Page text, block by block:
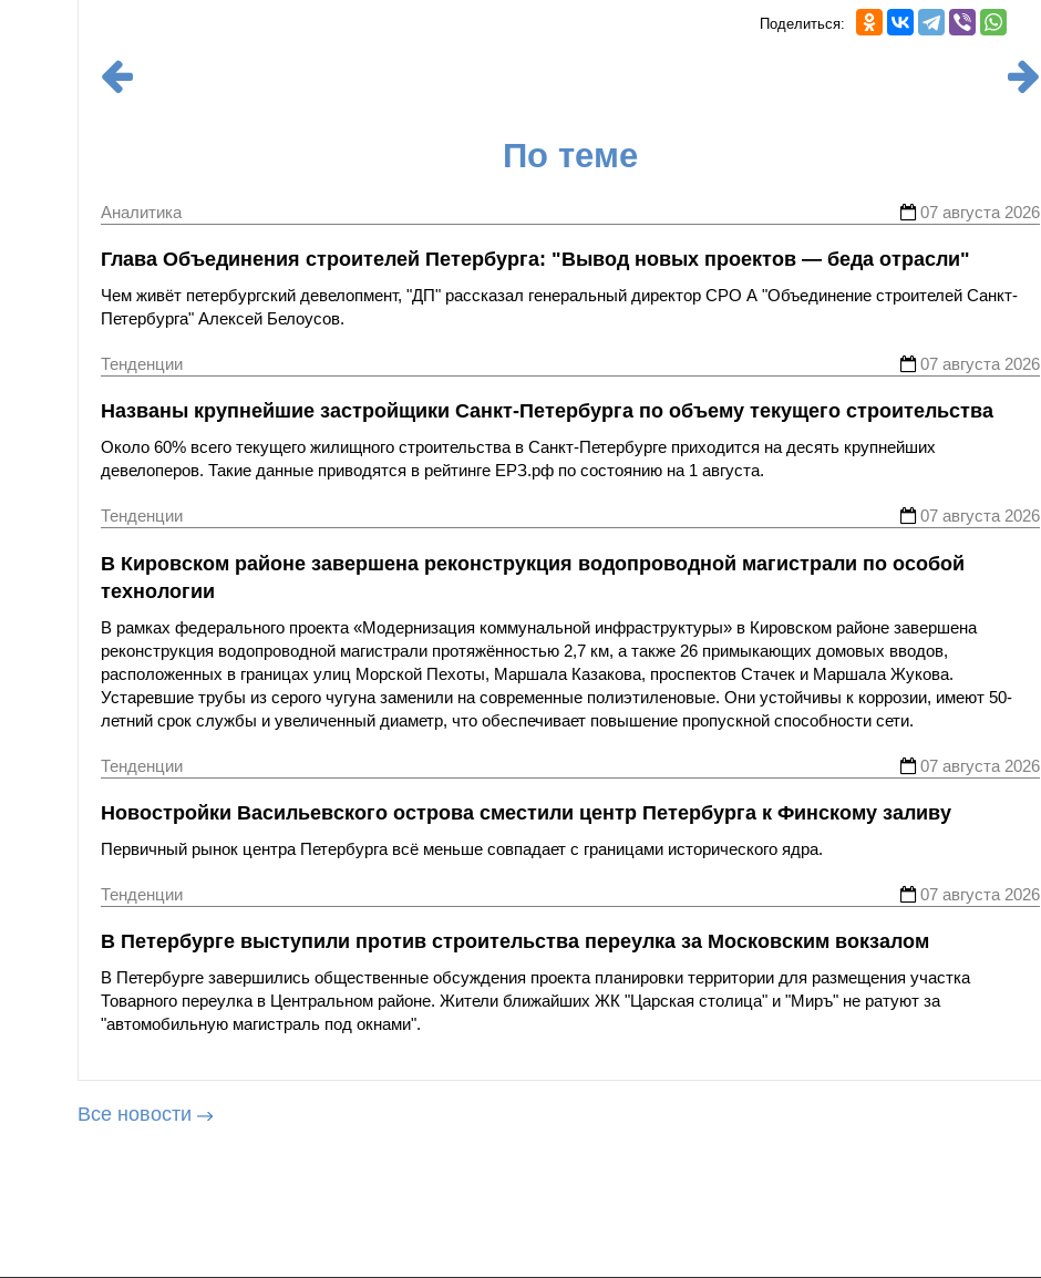
Поделиться:
По теме
Аналитика 07 августа 2026
Глава Объединения строителей Петербурга: "Вывод новых проектов — беда отрасли"
Чем живёт петербургский девелопмент, "ДП" рассказал генеральный директор СРО А "Объединение строителей Санкт-
Петербурга" Алексей Белоусов.
Тенденции 07 августа 2026
Названы крупнейшие застройщики Санкт-Петербурга по объему текущего строительства
Около 60% всего текущего жилищного строительства в Санкт-Петербурге приходится на десять крупнейших
девелоперов. Такие данные приводятся в рейтинге ЕРЗ.рф по состоянию на 1 августа.
Тенденции 07 августа 2026
В Кировском районе завершена реконструкция водопроводной магистрали по особой
технологии
В рамках федерального проекта «Модернизация коммунальной инфраструктуры» в Кировском районе завершена
реконструкция водопроводной магистрали протяжённостью 2,7 км, а также 26 примыкающих домовых вводов,
расположенных в границах улиц Морской Пехоты, Маршала Казакова, проспектов Стачек и Маршала Жукова.
Устаревшие трубы из серого чугуна заменили на современные полиэтиленовые. Они устойчивы к коррозии, имеют 50-
летний срок службы и увеличенный диаметр, что обеспечивает повышение пропускной способности сети.
Тенденции 07 августа 2026
Новостройки Васильевского острова сместили центр Петербурга к Финскому заливу
Первичный рынок центра Петербурга всё меньше совпадает с границами исторического ядра.
Тенденции 07 августа 2026
В Петербурге выступили против строительства переулка за Московским вокзалом
В Петербурге завершились общественные обсуждения проекта планировки территории для размещения участка
Товарного переулка в Центральном районе. Жители ближайших ЖК "Царская столица" и "Миръ" не ратуют за
"автомобильную магистраль под окнами".
Все новости